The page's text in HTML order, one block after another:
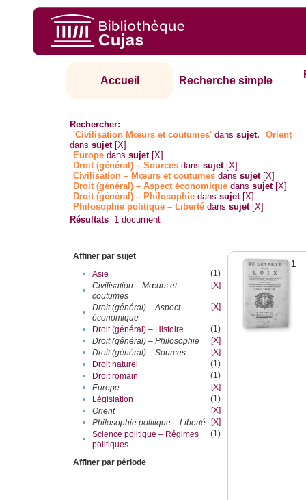
Accueil Recherche simple
Rechercher:
'Civilisation Mœurs et coutumes' danssujet.
Orient
danssujet [X]
Europe danssujet [X]
Droit (général) – Sources danssujet [X]
Civilisation – Mœurs et coutumes danssujet [X]
Droit (général) – Aspect économique danssujet [X]
Droit (général) – Philosophie danssujet [X]
Philosophie politique – Liberté danssujet [X]
Résultats 1 document
Affiner par sujet
•
Asie
(1)
•
Civilisation – Mœurs et
coutumes
[X]
•
Droit (général) – Aspect
économique
[X]
• Droit (général) – Histoire
(1)
•
Droit (général) – Philosophie
[X]
•
Droit (général) – Sources
[X]
•
Droit naturel
(1)
•
Droit romain
(1)
•
Europe
[X]
•
Législation
(1)
•
Orient
[X]
•
Philosophie politique – Liberté
[X]
•
Science politique – Régimes
politiques
(1)
Affiner par période
1